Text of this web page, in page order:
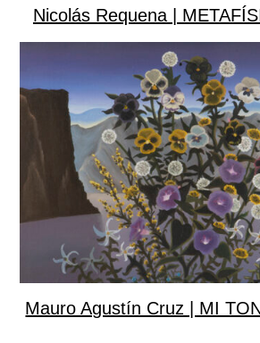
Nicolás Requena |
Mauro Agustín Cruz | MI